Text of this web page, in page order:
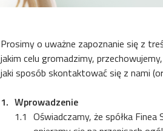
Prosimy o uważne zapoznanie się z
jakim celu gromadzimy,
jaki sposób skontaktować się z nami
Wprowadzenie
Oświadczamy, że spółka